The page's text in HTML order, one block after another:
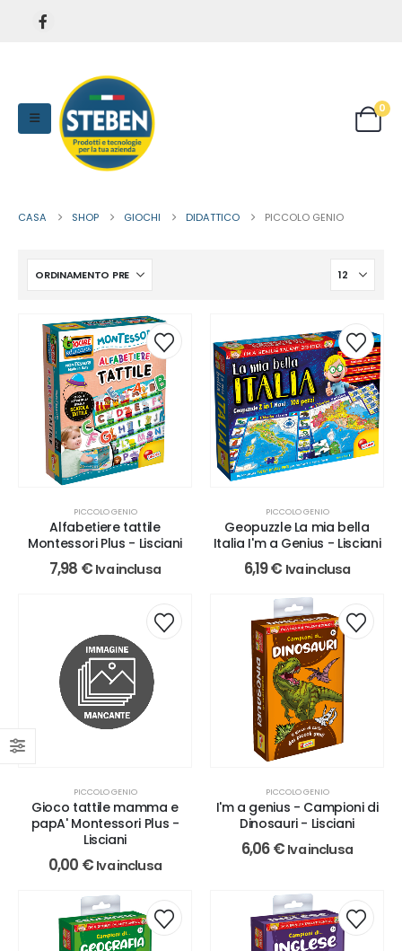
0
CASA SHOP GIOCHI DIDATTICO PICCOLO GENIO
PICCOLO GENIO
Alfabetiere tattile
Montessori Plus - Lisciani
7,98 € Iva inclusa
PICCOLO GENIO
Geopuzzle La mia bella
Italia I'm a Genius - Lisciani
6,19€ Iva inclusa
PICCOLO GENIO
Gioco tattile mamma e
papA' Montessori Plus -
Lisciani
0,00 € Iva inclusa
PICCOLO GENIO
I'm a genius - Campioni di
Dinosauri - Lisciani
6,06€ Iva inclusa